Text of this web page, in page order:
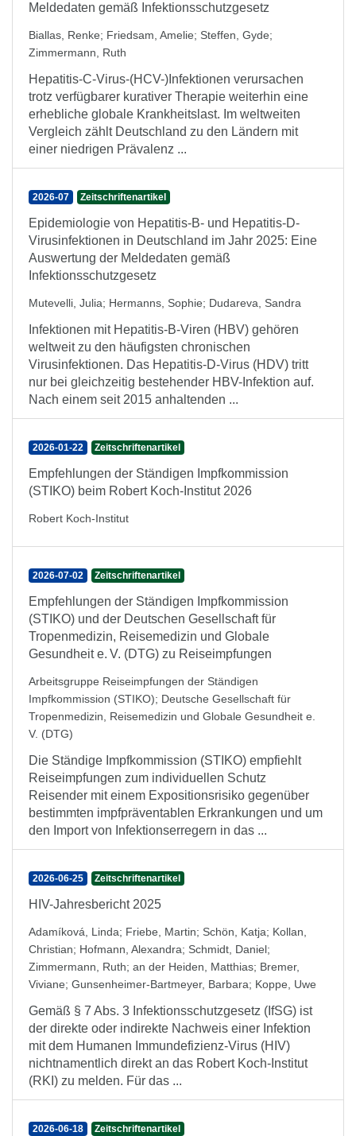
Meldedaten gemäß Infektionsschutzgesetz
Biallas, Renke; Friedsam, Amelie; Steffen, Gyde;
Zimmermann, Ruth
Hepatitis-C-Virus-(HCV-)Infektionen verursachen
trotz verfügbarer kurativer Therapie weiterhin eine
erhebliche globale Krankheitslast. Im weltweiten
Vergleich zählt Deutschland zu den Ländern mit
einer niedrigen Prävalenz ...
2026-07 Zeitschriftenartikel
Epidemiologie von Hepatitis-B- und Hepatitis-D-
Virusinfektionen in Deutschland im Jahr 2025: Eine
Auswertung der Meldedaten gemäß
Infektionsschutzgesetz
Mutevelli, Julia; Hermanns, Sophie; Dudareva, Sandra
Infektionen mit Hepatitis-B-Viren (HBV) gehören
weltweit zu den häufigsten chronischen
Virusinfektionen. Das Hepatitis-D-Virus (HDV) tritt
nur bei gleichzeitig bestehender HBV-Infektion auf.
Nach einem seit 2015 anhaltenden ...
2026-01-22 Zeitschriftenartikel
Empfehlungen der Ständigen Impfkommission
(STIKO) beim Robert Koch-Institut 2026
Robert Koch-Institut
2026-07-02 Zeitschriftenartikel
Empfehlungen der Ständigen Impfkommission
(STIKO) und der Deutschen Gesellschaft für
Tropenmedizin, Reisemedizin und Globale
Gesundheit e. V. (DTG) zu Reiseimpfungen
Arbeitsgruppe Reiseimpfungen der Ständigen
Impfkommission (STIKO); Deutsche Gesellschaft für
Tropenmedizin, Reisemedizin und Globale Gesundheit e.
V. (DTG)
Die Ständige Impfkommission (STIKO) empfiehlt
Reiseimpfungen zum individuellen Schutz
Reisender mit einem Expositionsrisiko gegenüber
bestimmten impfpräventablen Erkrankungen und um
den Import von Infektionserregern in das ...
2026-06-25 Zeitschriftenartikel
HIV-Jahresbericht 2025
Adamíková, Linda; Friebe, Martin; Schön, Katja; Kollan,
Christian; Hofmann, Alexandra; Schmidt, Daniel;
Zimmermann, Ruth; an der Heiden, Matthias; Bremer,
Viviane; Gunsenheimer-Bartmeyer, Barbara; Koppe, Uwe
Gemäß § 7 Abs. 3 Infektionsschutzgesetz (IfSG) ist
der direkte oder indirekte Nachweis einer Infektion
mit dem Humanen Immundefizienz-Virus (HIV)
nichtnamentlich direkt an das Robert Koch-Institut
(RKI) zu melden. Für das ...
2026-06-18 Zeitschriftenartikel